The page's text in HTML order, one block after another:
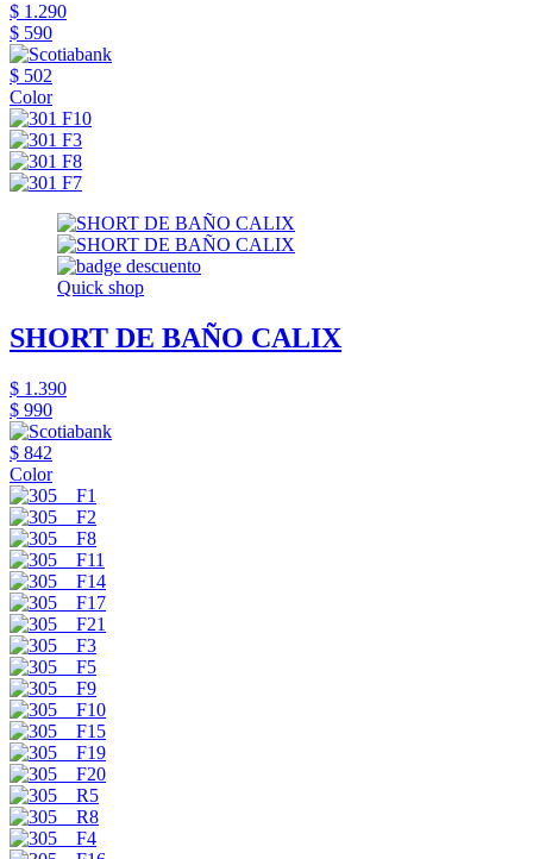
$ 1.290
$ 590
$ 502
Color
Quick shop
SHORT DE BAÑO CALIX
$ 1.390
$ 990
$ 842
Color